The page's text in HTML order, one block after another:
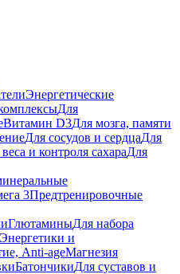
Энергетические
Для
Витамин D3Для мозга, памяти
Для сосудов и сердцаДля
и контроля сахараДля
3Предтренировочные
ГлютаминыДля набора
Энергетики и
Anti-ageМагнезия
БатончикиДля суставов и